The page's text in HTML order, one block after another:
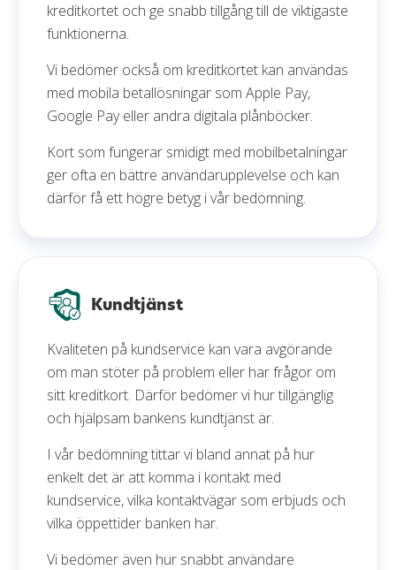
kreditkortet och ge snabb tillgång till de viktigaste
funktionerna.
Vi bedömer också om kreditkortet kan användas
med mobila betallösningar som Apple Pay,
Google Pay eller andra digitala plånböcker.
Kort som fungerar smidigt med mobilbetalningar
ger ofta en bättre användarupplevelse och kan
därför få ett högre betyg i vår bedömning.
Kundtjänst
Kvaliteten på kundservice kan vara avgörande
om man stöter på problem eller har frågor om
sitt kreditkort. Därför bedömer vi hur tillgänglig
och hjälpsam bankens kundtjänst är.
I vår bedömning tittar vi bland annat på hur
enkelt det är att komma i kontakt med
kundservice, vilka kontaktvägar som erbjuds och
vilka öppettider banken har.
Vi bedömer även hur snabbt användare